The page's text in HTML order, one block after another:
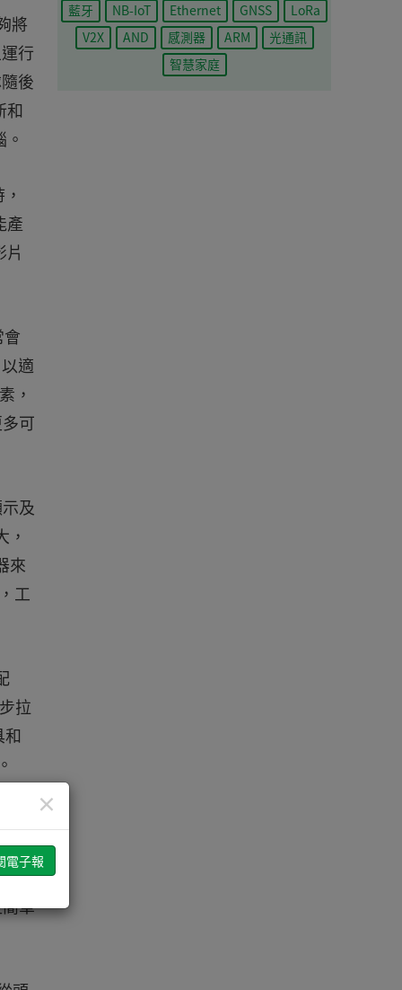
將
行
後
和
產
適
，
可
及
來
工
拉
在
。
單
藍牙
NB-IoT Ethernet GNSS
LoRa
V2X
AND 感測器 ARM
光通訊
智慧家庭
×